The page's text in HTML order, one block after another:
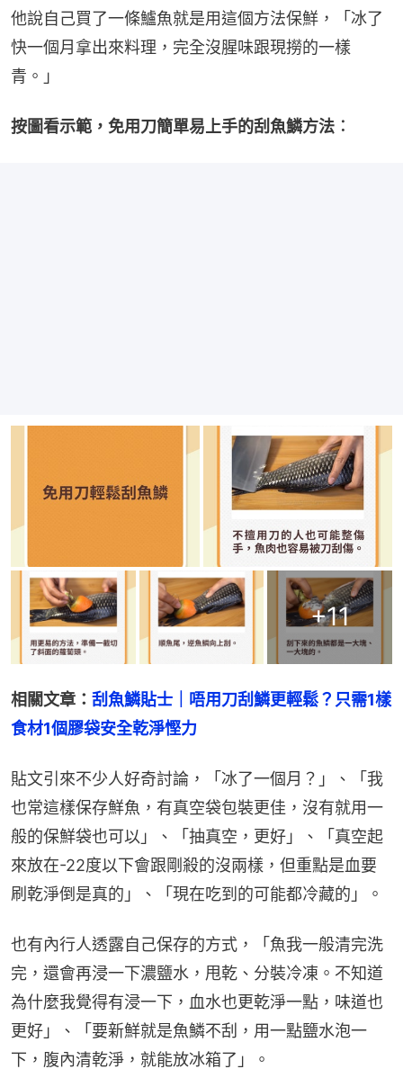
他說自己買了一條鱸魚就是用這個方法保鮮，「冰了
快一個月拿出來料理，完全沒腥味跟現撈的一樣
青。」
按圖看示範，免用刀簡單易上手的刮魚鱗方法︰
+11
相關文章： 刮魚鱗貼士｜唔用刀刮鱗更輕鬆？只需1樣
食材1個膠袋安全乾淨慳力
貼文引來不少人好奇討論，「冰了一個月？」、「我
也常這樣保存鮮魚，有真空袋包裝更佳，沒有就用一
般的保鮮袋也可以」、「抽真空，更好」、「真空起
來放在-22度以下會跟剛殺的沒兩樣，但重點是血要
刷乾淨倒是真的」、「現在吃到的可能都冷藏的」。
也有內行人透露自己保存的方式，「魚我一般清完洗
完，還會再浸一下濃鹽水，甩乾、分裝冷凍。不知道
為什麼我覺得有浸一下，血水也更乾淨一點，味道也
更好」、「要新鮮就是魚鱗不刮，用一點鹽水泡一
下，腹內清乾淨，就能放冰箱了」。